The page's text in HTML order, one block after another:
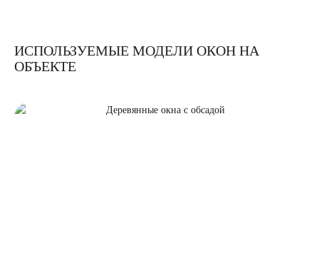
ИСПОЛЬЗУЕМЫЕ МОДЕЛИ ОКОН НА
ОБЪЕКТЕ